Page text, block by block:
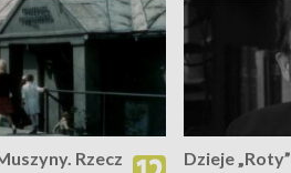
Rzecz
Dzieje „Roty”